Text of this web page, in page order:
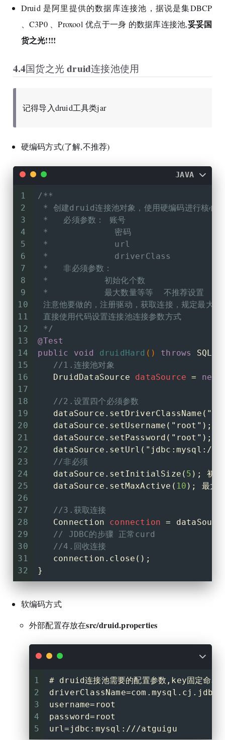
58
60
61
63
//关闭资源close
}
Druid 是阿里提供的数据库连接池，据说是集DBCP
、C3P0 、Proxool 优点于一身 的数据库连接池,妥妥国
货之光!!!!
4.4国货之光 druid连接池使用
记得导入druid工具类jar
硬编码方式(了解,不推荐)
JAVA
1
2
3
4
5
6
7
8
9
10
11
12
13
14
15
16
17
18
19
20
21
22
23
24
25
26
27
28
29
30
31
32
/**
* 创建druid连接池对象，使用硬编码进行核心
*   必须参数： 账号
*             密码
*             url
*             driverClass
*   非必须参数：
*           初始化个数
*           最大数量等等  不推荐设置
注意他要做的，注册驱动，获取连接，规定最大数
直接使用代码设置连接池连接参数方式
*/
@Test
public
void druidHard () throws
//1.连接池对象
DruidDataSource
dataSource = new
//2.设置四个必须参数
   dataSource.setDriverClassName(
   dataSource.setUsername(
"root" );
   dataSource.setPassword(
"root" );
   dataSource.setUrl(
"jdbc:mysql:///
//非必须
   dataSource.setInitialSize(
5 ); 初始
   dataSource.setMaxActive(
10 ); 最大
//3.获取连接
Connection
connection =
// JDBC的步骤 正常curd
//4.回收连接
   connection.close();
}
软编码方式
外部配置存放在src/druid.properties
1
2
3
4
5
# druid连接池需要的配置参数,key固定命名
username=root
password=root
url=jdbc:mysql:///atguigu